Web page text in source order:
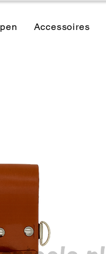
Accessoires